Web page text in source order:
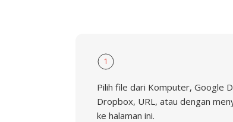
1
Pilih file dari Komputer, Google
Dropbox, URL, atau dengan
ke halaman ini.